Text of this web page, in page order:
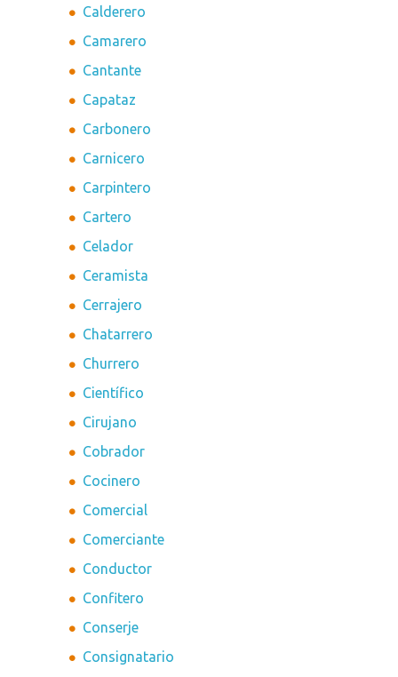
Calderero
Camarero
Cantante
Capataz
Carbonero
Carnicero
Carpintero
Cartero
Celador
Ceramista
Cerrajero
Chatarrero
Churrero
Científico
Cirujano
Cobrador
Cocinero
Comercial
Comerciante
Conductor
Confitero
Conserje
Consignatario